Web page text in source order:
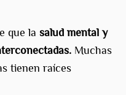
que la salud mental y
Muchas
tienen raíces